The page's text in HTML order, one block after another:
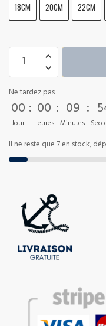
18CM 20CM 22CM
Ne tardez pas
00
Jour
: 00
Heures
: 09
Minutes
:
Il ne reste que 7 en stock,